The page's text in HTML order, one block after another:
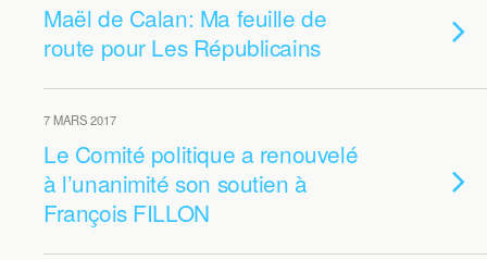
Maël de Calan: Ma feuille de
route pour Les Républicains
7 MARS 2017
Le Comité politique a renouvelé
à l’unanimité son soutien à
François FILLON